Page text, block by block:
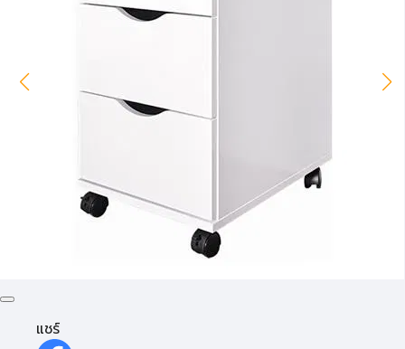
แชร์